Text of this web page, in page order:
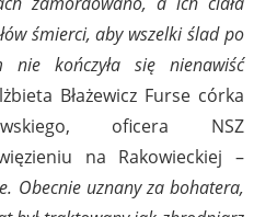
śmierci, aby wszelki ślad po
kończyła się nienawiść
Błażewicz Furse córka
oficera NSZ
na Rakowieckiej –
Obecnie uznany za bohatera,